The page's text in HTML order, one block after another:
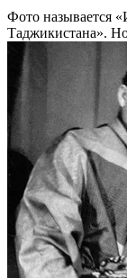
Фото называется
Таджикистана».